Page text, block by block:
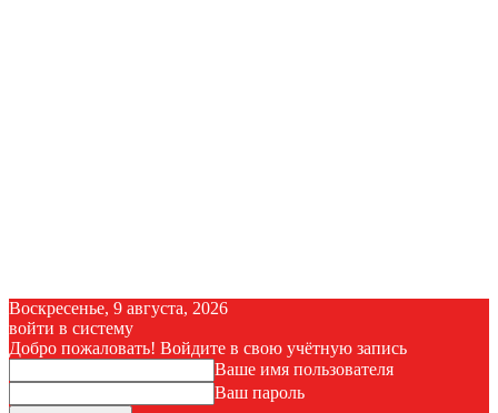
Воскресенье, 9 августа, 2026
войти в систему
Добро пожаловать! Войдите в свою учётную запись
Ваше имя пользователя
Ваш пароль